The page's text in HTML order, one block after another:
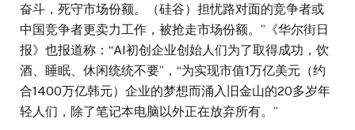
奋斗，死守市场份额。（硅谷）担忧路对面的竞争者或
中国竞争者更卖力工作，被抢走市场份额。”《华尔街日
报》也报道称：“AI初创企业创始人们为了取得成功，饮
酒、睡眠、休闲统统不要”，“为实现市值1万亿美元（约
合1400万亿韩元）企业的梦想而涌入旧金山的20多岁年
轻人们，除了笔记本电脑以外正在放弃所有。”